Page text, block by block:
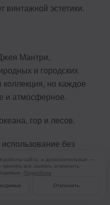
винтажной эстетики.
Мантри,
и городских
но каждое
и атмосферное.
гор и лесов.
без
связанные с
работы сайта, а дополнительные —
все cookies, отклонить
Подробнее
Отклонить